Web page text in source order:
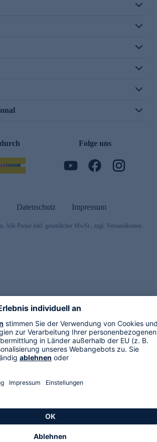
Folge uns
Datenschutz Impressum
Alle Preise inkl. gesetzlicher MwSt., zzgl. Versandkosten.